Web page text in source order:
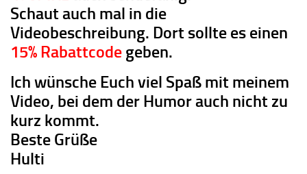
Schaut auch mal in die
Videobeschreibung. Dort sollte es einen
15% Rabattcode geben.
Ich wünsche Euch viel Spaß mit meinem
Video, bei dem der Humor auch nicht zu
kurz kommt.
Beste Grüße
Hulti